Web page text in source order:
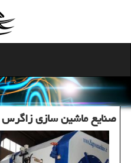
صنایع ماشین سازی زاگرس